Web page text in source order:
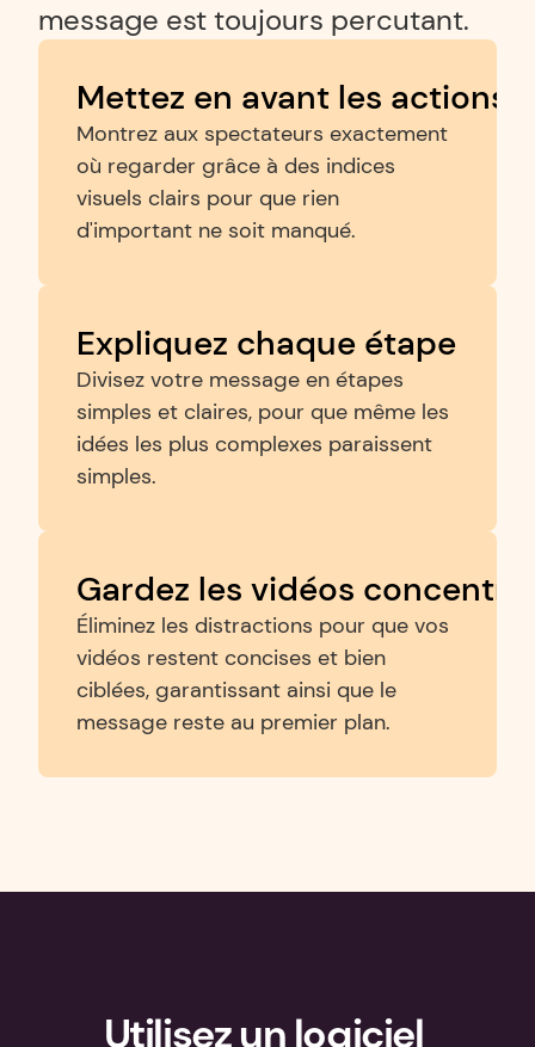
message est toujours percutant.
Mettez en avant les actions
Montrez aux spectateurs exactement
où regarder grâce à des indices
visuels clairs pour que rien
d'important ne soit manqué.
Expliquez chaque étape
Divisez votre message en étapes
simples et claires, pour que même les
idées les plus complexes paraissent
simples.
Gardez les vidéos
Éliminez les distractions pour que vos
vidéos restent concises et bien
ciblées, garantissant ainsi que le
message reste au premier plan.
Utilisez un logiciel